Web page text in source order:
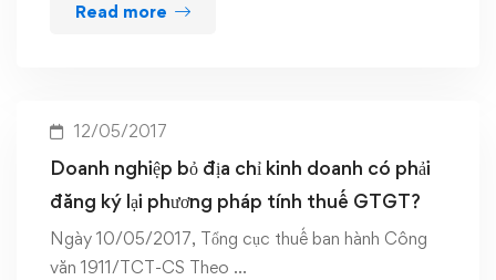
Read more
12/05/2017
Doanh nghiệp bỏ địa chỉ kinh doanh có phải
đăng ký lại phương pháp tính thuế GTGT?
Ngày 10/05/2017, Tổng cục thuế ban hành Công
văn 1911/TCT-CS Theo …